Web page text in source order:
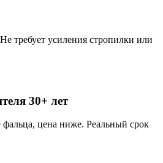
требует усиления стропилки или
30+ лет
фальца, цена ниже. Реальный срок